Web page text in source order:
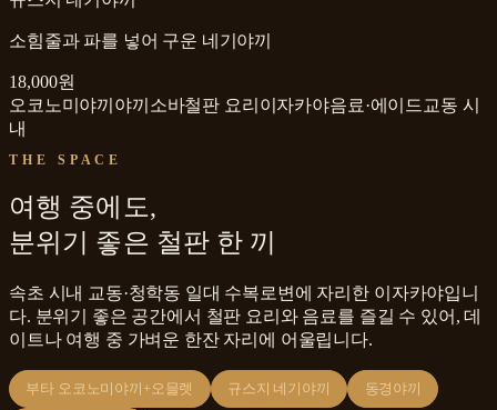
소힘줄과 파를 넣어 구운 네기야끼
18,000원
오코노미야끼 야끼소바철판 요리 이자카야음료·에이드 교동 시
내
THE SPACE
여행 중에도,
분위기 좋은 철판 한 끼
속초 시내 교동·청학동 일대 수복로변에 자리한 이자카야입니
다. 분위기 좋은 공간에서 철판 요리와 음료를 즐길 수 있어, 데
이트나 여행 중 가벼운 한잔 자리에 어울립니다.
부타 오코노미야끼+오믈렛 규스지 네기야끼 동경야끼